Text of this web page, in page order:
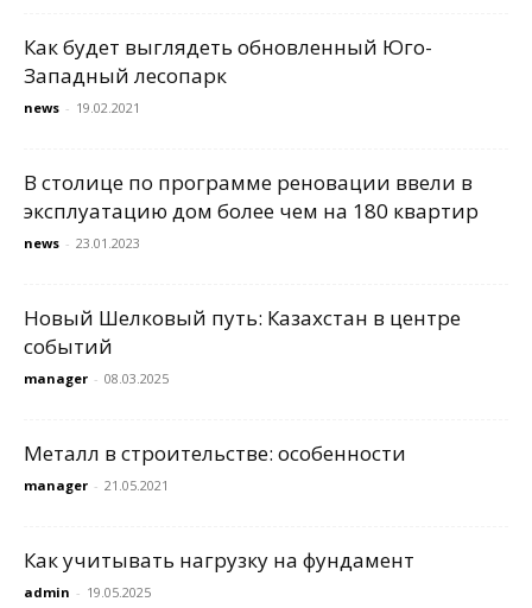
Как будет выглядеть обновленный Юго-
Западный лесопарк
news - 19.02.2021
В столице по программе реновации ввели в
эксплуатацию дом более чем на 180 квартир
news - 23.01.2023
Новый Шелковый путь: Казахстан в центре
событий
manager - 08.03.2025
Металл в строительстве: особенности
manager - 21.05.2021
Как учитывать нагрузку на фундамент
admin - 19.05.2025